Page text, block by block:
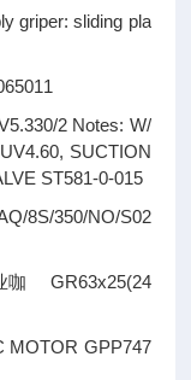
sliding pla
2 Notes: W/
SUCTION
ST581-0-015
8S/350/NO/S02
咖 GR63x25(24
GPP747